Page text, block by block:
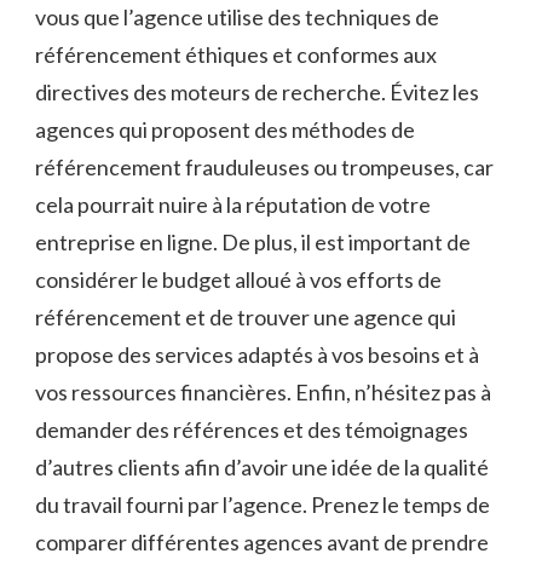
vous que l’agence utilise des techniques de
référencement éthiques et conformes aux
directives des moteurs de recherche. Évitez les
agences qui proposent des méthodes de
référencement frauduleuses ou trompeuses, car
cela pourrait nuire à la réputation de votre
entreprise en ligne. De plus, il est important de
considérer le budget alloué à vos efforts de
référencement et de trouver une agence qui
propose des services adaptés à vos besoins et à
vos ressources financières. Enfin, n’hésitez pas à
demander des références et des témoignages
d’autres clients afin d’avoir une idée de la qualité
du travail fourni par l’agence. Prenez le temps de
comparer différentes agences avant de prendre